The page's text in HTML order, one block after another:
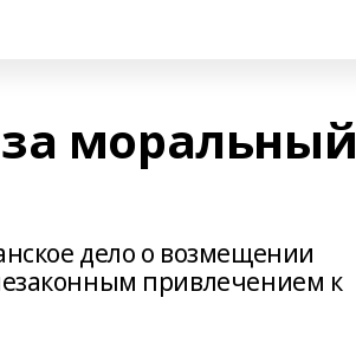
моральный
дело о возмещении
привлечением к